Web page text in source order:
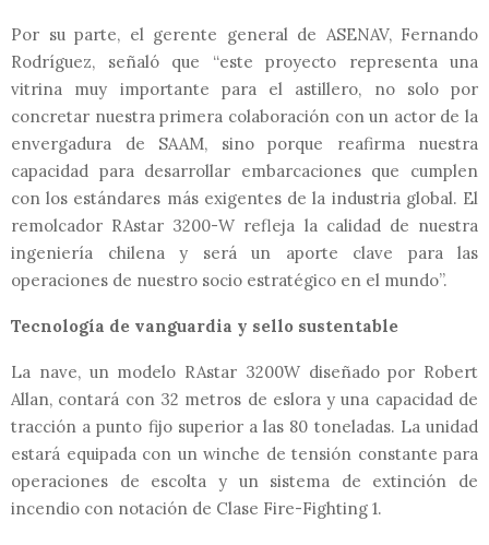
Por su parte, el gerente general de ASENAV, Fernando
Rodríguez, señaló que “este proyecto representa una
vitrina muy importante para el astillero, no solo por
concretar nuestra primera colaboración con un actor de la
envergadura de SAAM, sino porque reafirma nuestra
capacidad para desarrollar embarcaciones que cumplen
con los estándares más exigentes de la industria global. El
remolcador RAstar 3200-W refleja la calidad de nuestra
ingeniería chilena y será un aporte clave para las
operaciones de nuestro socio estratégico en el mundo”.
Tecnología de vanguardia y sello sustentable
La nave, un modelo RAstar 3200W diseñado por Robert
Allan, contará con 32 metros de eslora y una capacidad de
tracción a punto fijo superior a las 80 toneladas. La unidad
estará equipada con un winche de tensión constante para
operaciones de escolta y un sistema de extinción de
incendio con notación de Clase Fire-Fighting 1.